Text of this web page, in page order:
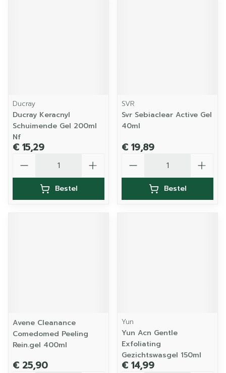
Ducray
Ducray Keracnyl
Schuimende Gel 200ml
Nf
€ 15,29
Bestel
SVR
Svr Sebiaclear Active Gel
40ml
€ 19,89
Bestel
Avene Cleanance
Comedomed Peeling
Rein.gel 400ml
€ 25,90
Yun
Yun Acn Gentle
Exfoliating
Gezichtswasgel 150ml
€ 14,99